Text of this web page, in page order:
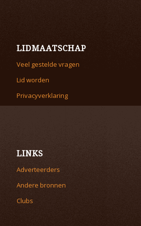
LIDMAATSCHAP
Veel gestelde vragen
Lid worden
Privacyverklaring
LINKS
Adverteerders
Andere bronnen
Clubs